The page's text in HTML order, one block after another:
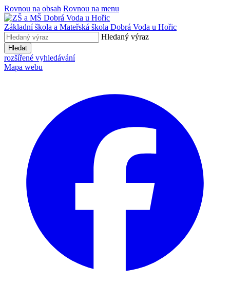
Rovnou na obsah Rovnou na menu
Základní škola a Mateřská škola Dobrá Voda u Hořic
Hledaný výraz
Hledat
rozšířené vyhledávání
Mapa webu